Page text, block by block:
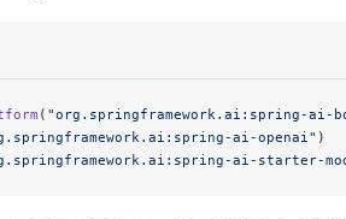
( "org.springframework.ai:spring-ai-
ai-openai" )
ai-starter-